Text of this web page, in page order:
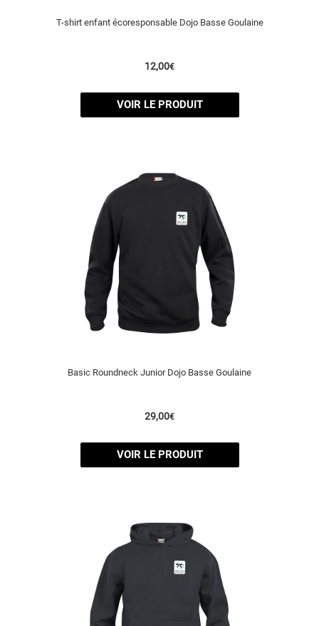
T-shirt enfant écoresponsable Dojo Basse Goulaine
12,00€
VOIR LE PRODUIT
Basic Roundneck Junior Dojo Basse Goulaine
29,00€
VOIR LE PRODUIT